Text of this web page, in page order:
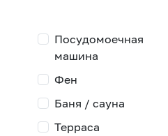
Посудомоечная
машина
Фен
Баня / сауна
Терраса